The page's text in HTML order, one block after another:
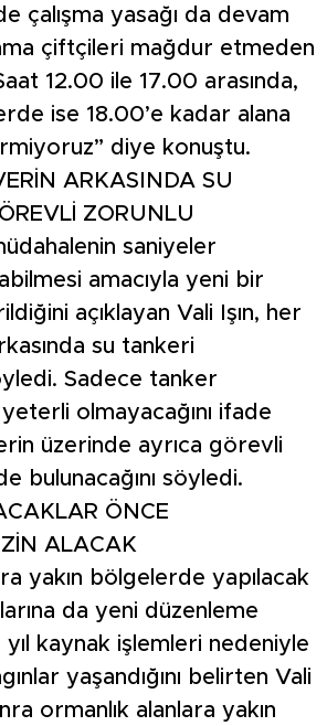
çalışma yasağı da devam
çiftçileri mağdur etmeden
12.00 ile 17.00 arasında,
ise 18.00’e kadar alana
diye konuştu.
ARKASINDA SU
ZORUNLU
saniyeler
amacıyla yeni bir
açıklayan Vali Işın, her
su tankeri
Sadece tanker
yeterli olmayacağını ifade
üzerinde ayrıca görevli
bulunacağını söyledi.
ÖNCE
ALACAK
yakın bölgelerde yapılacak
da yeni düzenleme
kaynak işlemleri nedeniyle
yaşandığını belirten Vali
ormanlık alanlara yakın